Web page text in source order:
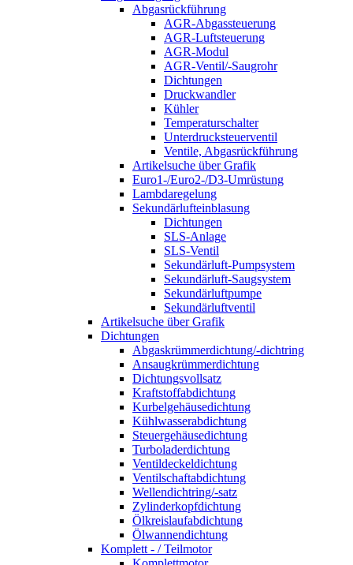
Abgasrückführung
AGR-Abgassteuerung
AGR-Luftsteuerung
AGR-Modul
AGR-Ventil/-Saugrohr
Dichtungen
Druckwandler
Kühler
Temperaturschalter
Unterdrucksteuerventil
Ventile, Abgasrückführung
Artikelsuche über Grafik
Euro1-/Euro2-/D3-Umrüstung
Lambdaregelung
Sekundärlufteinblasung
Dichtungen
SLS-Anlage
SLS-Ventil
Sekundärluft-Pumpsystem
Sekundärluft-Saugsystem
Sekundärluftpumpe
Sekundärluftventil
Artikelsuche über Grafik
Dichtungen
Abgaskrümmerdichtung/-dichtring
Ansaugkrümmerdichtung
Dichtungsvollsatz
Kraftstoffabdichtung
Kurbelgehäusedichtung
Kühlwasserabdichtung
Steuergehäusedichtung
Turboladerdichtung
Ventildeckeldichtung
Ventilschaftabdichtung
Wellendichtring/-satz
Zylinderkopfdichtung
Ölkreislaufabdichtung
Ölwannendichtung
Komplett - / Teilmotor